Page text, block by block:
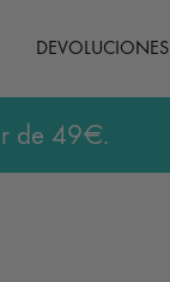
DEVOLUCIONES
de 49€.